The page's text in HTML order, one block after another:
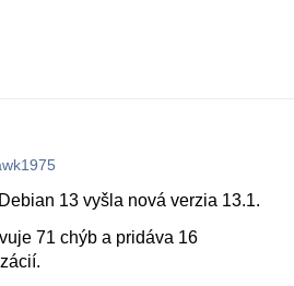
13 vyšla nová verzia 13.1.
71 chýb a pridáva 16